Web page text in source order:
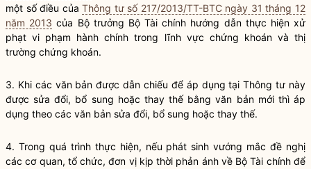
một số điều củaThông tư số 217/2013/TT-BTC ngày 31 tháng 12
năm 2013 của Bộ trưởng Bộ Tài chính hướng dẫn thực hiệnxử
phạt vi phạm hành chính trong lĩnh vực chứng khoánvà thị
trường chứng khoán.
3. Khi các văn bản được dẫn chiếu để áp dụng tại Thông tư này
được sửa đổi, bổ sung hoặc thay thế bằng văn bản mới thì áp
dụng theo các văn bản sửa đổi, bổ sung hoặc thay thế.
4. Trong quá trình thực hiện, nếu phát sinh vướng mắc đề nghị
các cơ quan, tổ chức, đơn vị kịp thời phản ánh về Bộ Tài chính để